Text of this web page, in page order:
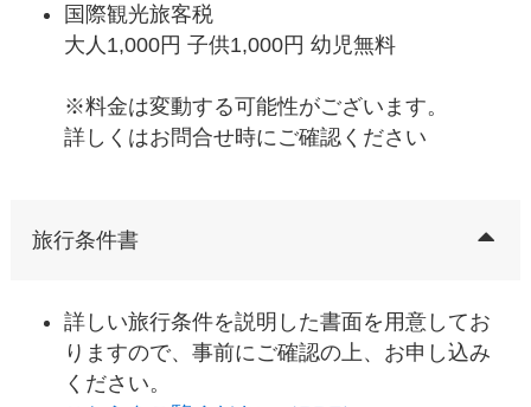
国際観光旅客税
大人1,000円 子供1,000円 幼児無料
※料金は変動する可能性がございます。
詳しくはお問合せ時にご確認ください
旅行条件書
詳しい旅行条件を説明した書面を用意してお
りますので、事前にご確認の上、お申し込み
ください。